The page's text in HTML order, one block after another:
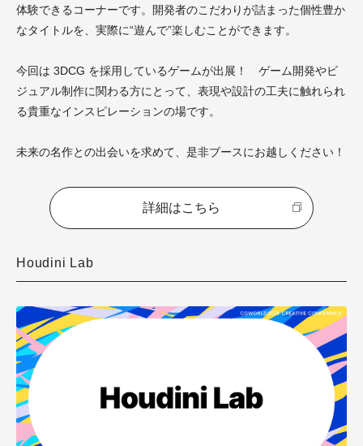
体験できるコーナーです。
開発者のこだわりが詰まった個性豊か
なタイトルを、実際に“遊んで”楽しむことができます。
今回は 3DCG を採用しているゲームが出展！ ゲーム開発やビ
ジュアル制作に関わる方にとって、表現や設計の工夫に触れられ
る貴重なインスピレーションの場です。
未来の名作との出会いを求めて、是非ブースにお越しください！
詳細はこちら
Houdini Lab